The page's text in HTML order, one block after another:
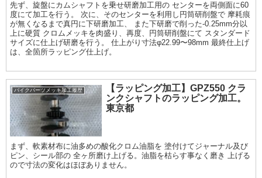
先ず、旋盤にカムシャフトを乗せ研磨加工用の センターを両側面に60
度にて加工を行う。 次に、そのセンターを利用し円筒研削盤で 摩耗痕
が無くなるまで真円に下研磨加工、 また下研磨で削った-0.25mm分以
上に硬質 クロムメッキを肉盛り、再度、円筒研削盤にて スタンダード
サイズに仕上げ研磨を行う。 仕上がり寸法φ22.99〜98mm 最終仕上げ
は、全箇所ラッピング仕上げ。
バイクパーツメッキ加工履歴
【ラッピング加工】GPZ550 クラ
ンクシャフトのラッピング加工。
東京都
まず、軟素材布に油多めの酸化クロム油脂を 塗付けてジャーナル及び
ピン、シール部の 全ヶ所磨け上げる。油脂を枯らす事なく磨き 上げる
ので寸法の変化はほぼありません。